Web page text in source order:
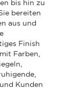
bis hin zu
bereiten
aus und
Finish
Farben,
Kunden